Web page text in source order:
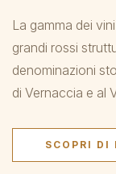
La gamma dei
grandi rossi
denominazioni
di Vernaccia e al
SCOPRI DI